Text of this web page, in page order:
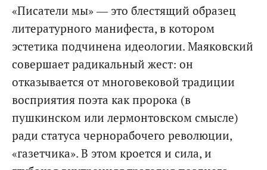
«Писатели мы» — это блестящий образец
литературного манифеста, в котором
эстетика подчинена идеологии. Маяковский
совершает радикальный жест: он
отказывается от многовековой традиции
восприятия поэта как пророка (в
пушкинском или лермонтовском смысле)
ради статуса чернорабочего революции,
«газетчика». В этом кроется и сила, и